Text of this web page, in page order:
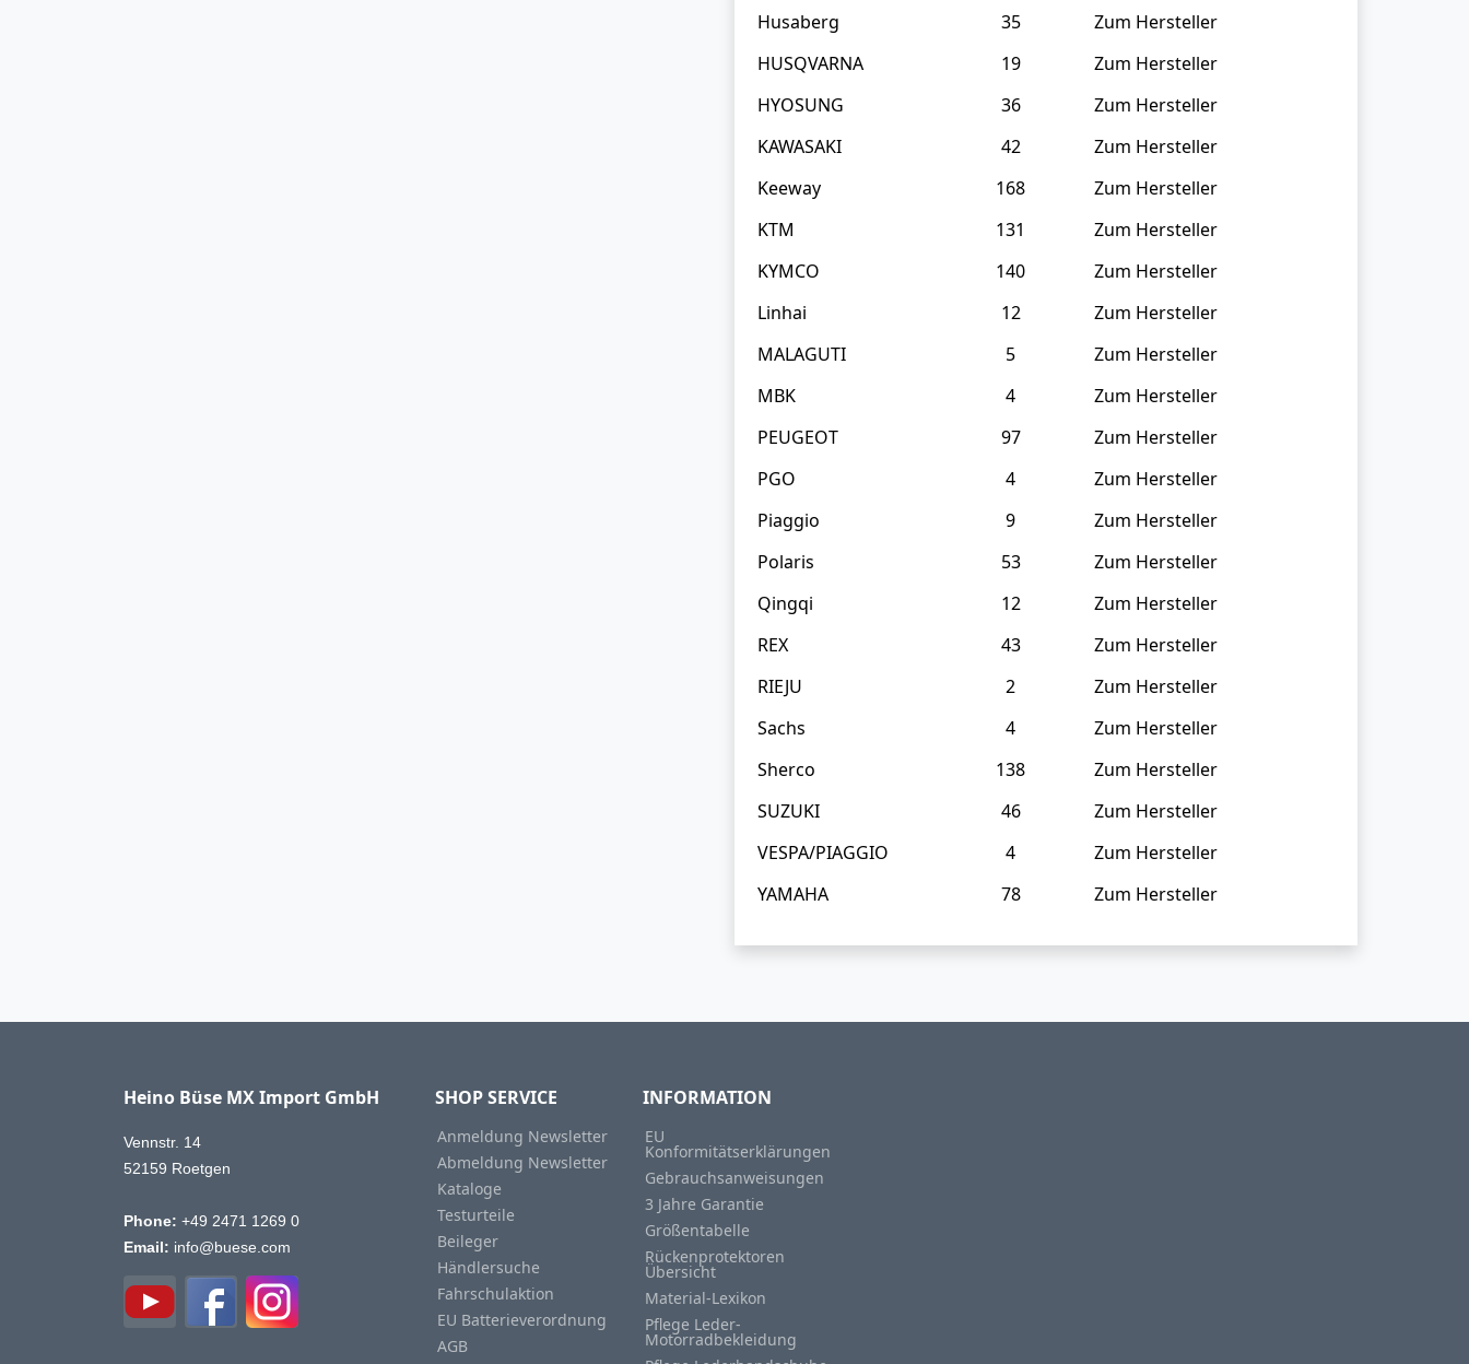
Husaberg
35
Zum Hersteller
HUSQVARNA
19
Zum Hersteller
HYOSUNG
36
Zum Hersteller
KAWASAKI
42
Zum Hersteller
Keeway
168
Zum Hersteller
KTM
131
Zum Hersteller
KYMCO
140
Zum Hersteller
Linhai
12
Zum Hersteller
MALAGUTI
5
Zum Hersteller
MBK
4
Zum Hersteller
PEUGEOT
97
Zum Hersteller
PGO
4
Zum Hersteller
Piaggio
9
Zum Hersteller
Polaris
53
Zum Hersteller
Qingqi
12
Zum Hersteller
REX
43
Zum Hersteller
RIEJU
2
Zum Hersteller
Sachs
4
Zum Hersteller
Sherco
138
Zum Hersteller
SUZUKI
46
Zum Hersteller
VESPA/PIAGGIO
4
Zum Hersteller
YAMAHA
78 Zum Hersteller
Heino Büse MX Import GmbH
Vennstr. 14
52159 Roetgen
Phone: +49 2471 1269 0
Email: info@buese.com
SHOP SERVICE
Anmeldung Newsletter
Abmeldung Newsletter
Kataloge
Testurteile
Beileger
Händlersuche
Fahrschulaktion
EU Batterieverordnung
AGB
INFORMATION
EU
Konformitätserklärungen
Gebrauchsanweisungen
3 Jahre Garantie
Größentabelle
Rückenprotektoren
Übersicht
Material-Lexikon
Pflege Leder-
Motorradbekleidung